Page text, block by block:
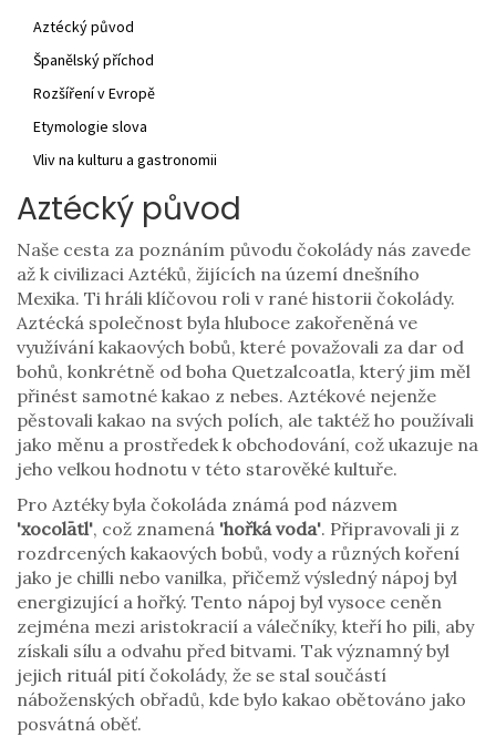
Aztécký původ
Španělský příchod
Rozšíření v Evropě
Etymologie slova
Vliv na kulturu a gastronomii
Aztécký původ
Naše cesta za poznáním původu čokolády nás zavede
až k civilizaci Aztéků, žijících na území dnešního
Mexika. Ti hráli klíčovou roli v rané historii čokolády.
Aztécká společnost byla hluboce zakořeněná ve
využívání kakaových bobů, které považovali za dar od
bohů, konkrétně od boha Quetzalcoatla, který jim měl
přinést samotné kakao z nebes. Aztékové nejenže
pěstovali kakao na svých polích, ale taktéž ho používali
jako měnu a prostředek k obchodování, což ukazuje na
jeho velkou hodnotu v této starověké kultuře.
Pro Aztéky byla čokoláda známá pod názvem
'xocolātl', což znamená 'hořká voda'. Připravovali ji z
rozdrcených kakaových bobů, vody a různých koření
jako je chilli nebo vanilka, přičemž výsledný nápoj byl
energizující a hořký. Tento nápoj byl vysoce ceněn
zejména mezi aristokracií a válečníky, kteří ho pili, aby
získali sílu a odvahu před bitvami. Tak významný byl
jejich rituál pití čokolády, že se stal součástí
náboženských obřadů, kde bylo kakao obětováno jako
posvátná oběť.